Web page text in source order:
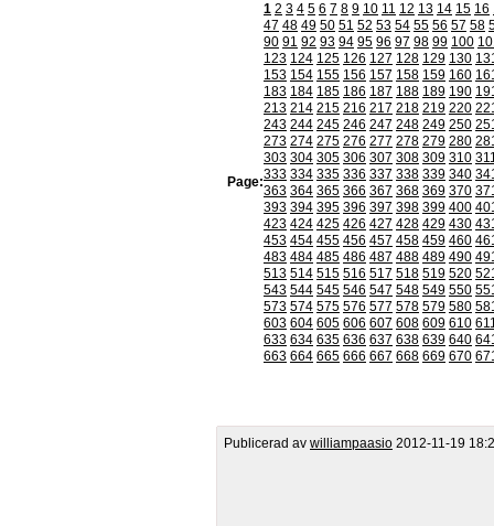
Page:
1 2 3 4 5 6 7 8 9 10 11 12 13 14 15 16
47 48 49 50 51 52 53 54 55 56 57 58
90 91 92 93 94 95 96 97 98 99 100
123 124 125 126 127 128 129 130
153 154 155 156 157 158 159 160
183 184 185 186 187 188 189 190
213 214 215 216 217 218 219 220
243 244 245 246 247 248 249 250
273 274 275 276 277 278 279 280
303 304 305 306 307 308 309 310
333 334 335 336 337 338 339 340
363 364 365 366 367 368 369 370
393 394 395 396 397 398 399 400
423 424 425 426 427 428 429 430
453 454 455 456 457 458 459 460
483 484 485 486 487 488 489 490
513 514 515 516 517 518 519 520
543 544 545 546 547 548 549 550
573 574 575 576 577 578 579 580
603 604 605 606 607 608 609 610
633 634 635 636 637 638 639 640
663 664 665 666 667 668 669 670
Publicerad av williampaasio 2012-11-19